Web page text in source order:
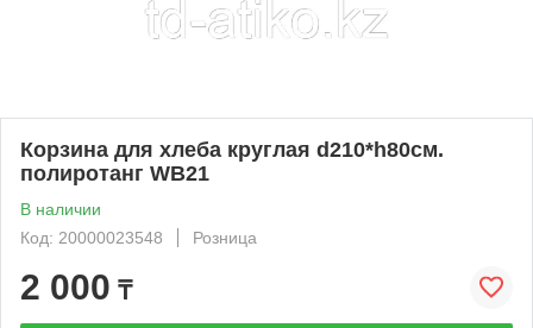
Корзина для хлеба круглая d210*h80см.
полиротанг WB21
В наличии
Код: 20000023548
Розница
2 000 ₸